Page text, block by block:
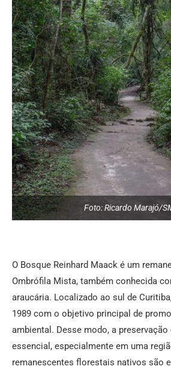
Foto: Ricardo Marajó/
O Bosque Reinhard Maack é um
Ombrófila Mista, também conhecida
araucária. Localizado ao sul de
1989 com o objetivo principal de
ambiental. Desse modo, a
essencial, especialmente em uma
remanescentes florestais nativos são